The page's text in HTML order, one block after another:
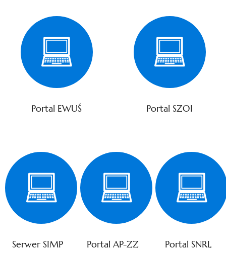
Portal EWUŚ Portal SZOI
Serwer SIMP Portal AP-ZZ Portal SNRL